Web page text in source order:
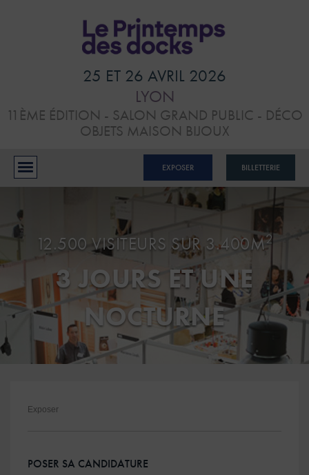
CONFÉRENCES
BLOG
CONTACTS
RÉSERVER MON STAND
ESPACE PRESSE
25 ET 26 AVRIL 2026
LYON
11ÈME ÉDITION - SALON GRAND PUBLIC - DÉCO
OBJETS MAISON BIJOUX
BILLETTERIE
EXPOSER
12.500 VISITEURS SUR 3.400M2
3 JOURS ET UNE
NOCTURNE
Exposer
POSER SA CANDIDATURE